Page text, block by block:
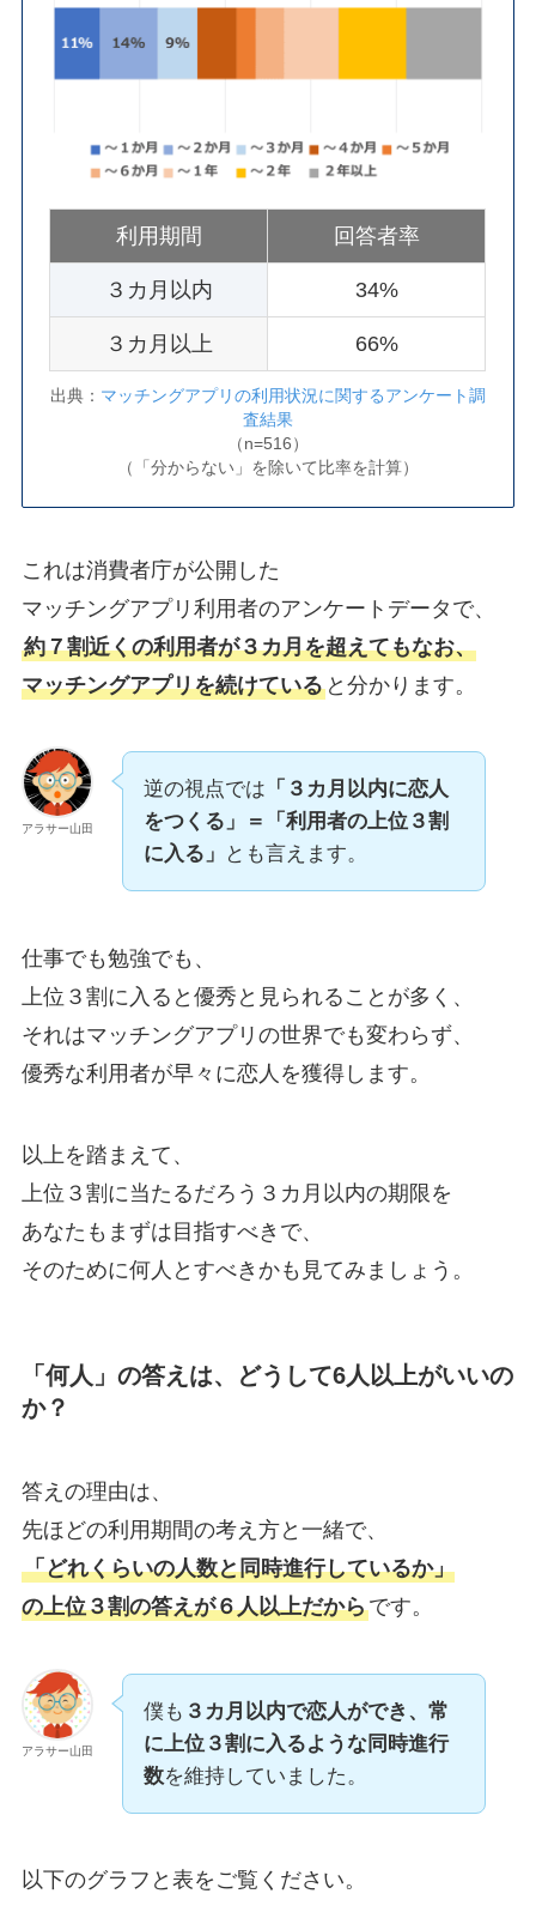
利用期間 回答者率
３カ月以内 34%
３カ月以上 66%
出典： マッチングアプリの利用状況に関するアンケート調
査結果
（n=516）
（「分からない」を除いて比率を計算）
これは消費者庁が公開した
マッチングアプリ利用者のアンケートデータで、
約７割近くの利用者が３カ月を超えてもなお、
マッチングアプリを続けていると分かります。
アラサー山田
逆の視点では 「３カ月以内に恋人
をつくる」＝「利用者の上位３割
に入る」
とも言えます。
仕事でも勉強でも、
上位３割に入ると優秀と見られることが多く、
それはマッチングアプリの世界でも変わらず、
優秀な利用者が早々に恋人を獲得します。
以上を踏まえて、
上位３割に当たるだろう３カ月以内の期限を
あなたもまずは目指すべきで、
そのために何人とすべきかも見てみましょう。
「何人」の答えは、どうして6人以上がいいの
か？
答えの理由は、
先ほどの利用期間の考え方と一緒で、
「どれくらいの人数と同時進行しているか」
の上位３割の答えが６人以上だからです。
アラサー山田
僕も ３カ月以内で恋人ができ、常
に上位３割に入るような同時進行
数を維持していました。
以下のグラフと表をご覧ください。